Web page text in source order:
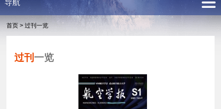
导航
首页 > 过刊一览
过刊 一览